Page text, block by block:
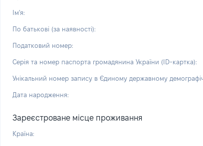
Ім'я:
По батькові (за наявності):
Податковий номер:
Серія та номер паспорта громадянина України (ID-картка):
Унікальний номер запису в Єдиному державному
Дата народження:
Зареєстроване місце проживання
Країна: